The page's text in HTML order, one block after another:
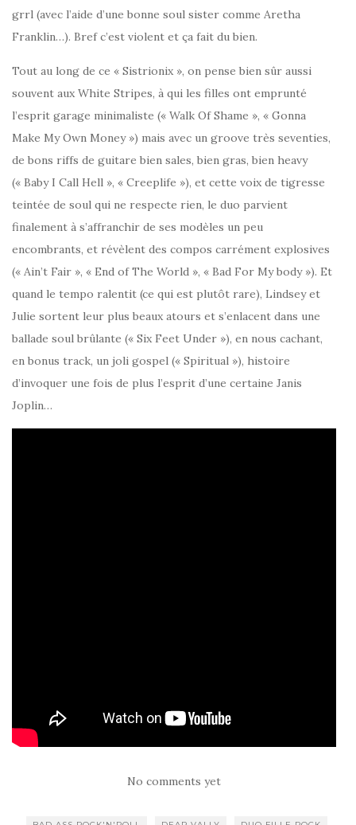
grrl (avec l’aide d’une bonne soul sister comme Aretha
Franklin…). Bref c’est violent et ça fait du bien.
Tout au long de ce « Sistrionix », on pense bien sûr aussi
souvent aux White Stripes, à qui les filles ont emprunté
l’esprit garage minimaliste (« Walk Of Shame », « Gonna
Make My Own Money ») mais avec un groove très seventies,
de bons riffs de guitare bien sales, bien gras, bien heavy
(« Baby I Call Hell », « Creeplife »), et cette voix de tigresse
teintée de soul qui ne respecte rien, le duo parvient
finalement à s’affranchir de ses modèles un peu
encombrants, et révèlent des compos carrément explosives
(« Ain’t Fair », « End of The World », « Bad For My body »). Et
quand le tempo ralentit (ce qui est plutôt rare), Lindsey et
Julie sortent leur plus beaux atours et s’enlacent dans une
ballade soul brûlante (« Six Feet Under »), en nous cachant,
en bonus track, un joli gospel (« Spiritual »), histoire
d’invoquer une fois de plus l’esprit d’une certaine Janis
Joplin…
No comments yet